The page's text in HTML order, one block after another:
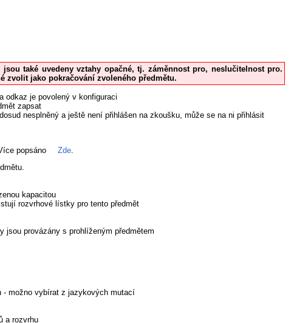
také uvedeny vztahy opačné, tj. záměnnost pro, neslučitelnost pro.
zvolit jako pokračování zvoleného předmětu.
odkaz je povolený v konfiguraci
zapsat
nesplněný a ještě není přihlášen na zkoušku, může se na ni přihlásit
popsáno Zde.
kapacitou
rozvrhové lístky pro tento předmět
jsou provázány s prohlíženým předmětem
- možno vybírat z jazykových mutací
a rozvrhu